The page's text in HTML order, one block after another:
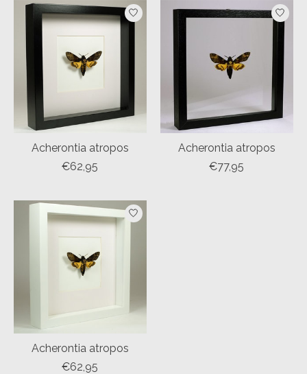
Acherontia atropos
€62,95
Acherontia atropos
€77,95
Acherontia atropos
€62,95